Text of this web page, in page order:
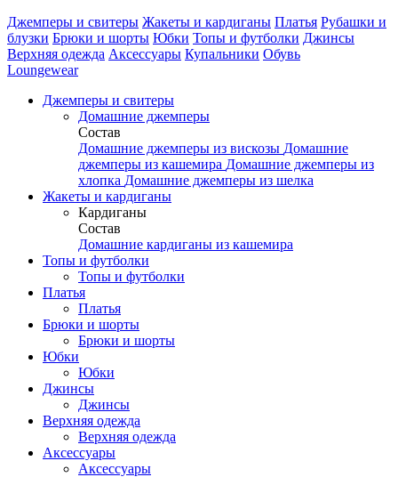
Джемперы и свитеры Жакеты и кардиганы Платья Рубашки и
блузки Брюки и шорты Юбки Топы и футболки Джинсы
Верхняя одежда Аксесcуары Купальники Обувь
Loungewear
Джемперы и свитеры
Домашние джемперы
Состав
Домашние джемперы из вискозы Домашние
джемперы из кашемира Домашние джемперы из
хлопка Домашние джемперы из шелка
Жакеты и кардиганы
Кардиганы
Состав
Домашние кардиганы из кашемира
Топы и футболки
Топы и футболки
Платья
Платья
Брюки и шорты
Брюки и шорты
Юбки
Юбки
Джинсы
Джинсы
Верхняя одежда
Верхняя одежда
Аксессуары
Аксессуары